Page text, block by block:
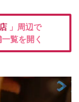
」周辺で
覧を開く